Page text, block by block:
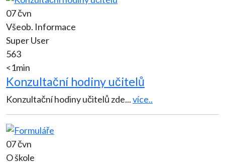
07 čvn
Všeob. Informace
Super User
563
<1min
Konzultační hodiny učitelů
Konzultační hodiny učitelů zde...více..
07 čvn
O škole